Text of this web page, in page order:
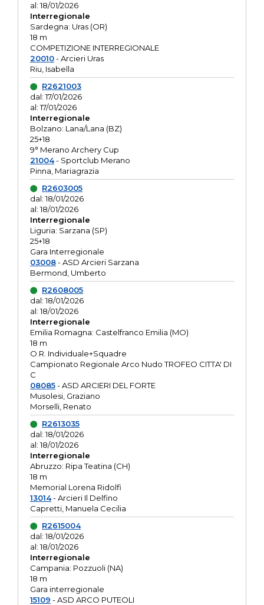
al: 18/01/2026
Interregionale
Sardegna: Uras (OR)
18 m
COMPETIZIONE INTERREGIONALE
20010- Arcieri Uras
Riu, Isabella
R2621003
dal: 17/01/2026
al: 17/01/2026
Interregionale
Bolzano: Lana/Lana (BZ)
25+18
9° Merano Archery Cup
21004- Sportclub Merano
Pinna, Mariagrazia
R2603005
dal: 18/01/2026
al: 18/01/2026
Interregionale
Liguria: Sarzana (SP)
25+18
Gara Interregionale
03008- ASD Arcieri Sarzana
Bermond, Umberto
R2608005
dal: 18/01/2026
al: 18/01/2026
Interregionale
Emilia Romagna: Castelfranco Emilia (MO)
18 m
O.R. Individuale+Squadre
Campionato Regionale Arco Nudo TROFEO CITTA' DI
C
08085- ASD ARCIERI DEL FORTE
Musolesi, Graziano
Morselli, Renato
R2613035
dal: 18/01/2026
al: 18/01/2026
Interregionale
Abruzzo: Ripa Teatina (CH)
18 m
Memorial Lorena Ridolfi
13014- Arcieri Il Delfino
Capretti, Manuela Cecilia
R2615004
dal: 18/01/2026
al: 18/01/2026
Interregionale
Campania: Pozzuoli (NA)
18 m
Gara interregionale
15109 - ASD ARCO PUTEOLI